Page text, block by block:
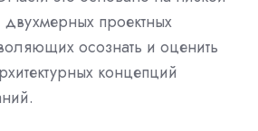
проектных
осознать и оценить
концепций